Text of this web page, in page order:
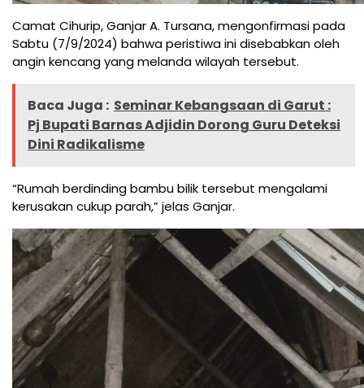
Camat Cihurip, Ganjar A. Tursana, mengonfirmasi pada
Sabtu (7/9/2024) bahwa peristiwa ini disebabkan oleh
angin kencang yang melanda wilayah tersebut.
Baca Juga : Seminar Kebangsaan di Garut :
Pj Bupati Barnas Adjidin Dorong Guru Deteksi
Dini Radikalisme
“Rumah berdinding bambu bilik tersebut mengalami
kerusakan cukup parah,” jelas Ganjar.